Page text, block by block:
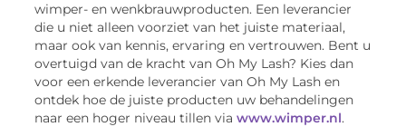
wimper- en wenkbrauwproducten. Een leverancier
die u niet alleen voorziet van het juiste materiaal,
maar ook van kennis, ervaring en vertrouwen. Bent u
overtuigd van de kracht van Oh My Lash? Kies dan
voor een erkende leverancier van Oh My Lash en
ontdek hoe de juiste producten uw behandelingen
naar een hoger niveau tillen viawww.wimper.nl.